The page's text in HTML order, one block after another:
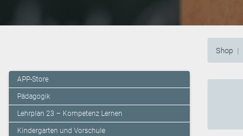
Shop
APP-Store
Pädagogik
Lehrplan 23 – Kompetenz Lernen
Kindergarten und Vorschule